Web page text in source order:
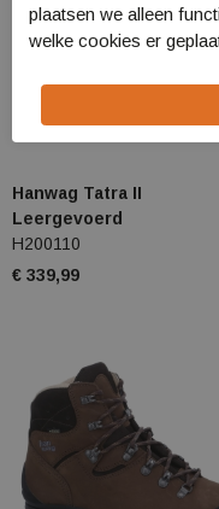
Hanwag Tatra II
Leergevoerd
H200110
€ 339,99
plaatsen we alleen
welke cookies er